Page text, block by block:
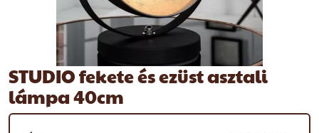
STUDIO fekete és ezüst asztali
lámpa 40cm